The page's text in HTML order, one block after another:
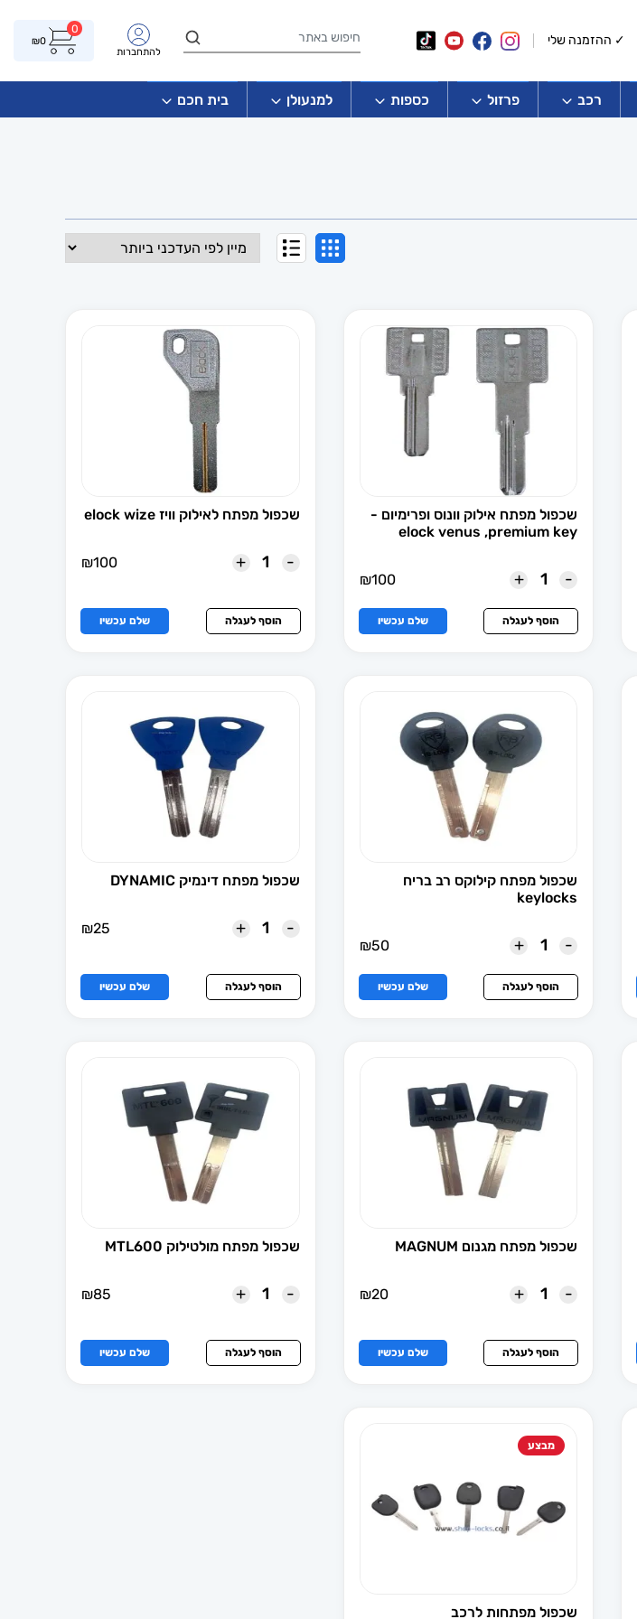
✓ ההזמנה שלי
להתחברות
0
₪0
רכב פרזול כספות למנעולן בית חכם
שכפול מפתח אילוק וונוס ופרימיום -
elock venus ,premium key
-
+
₪100
הוסף לעגלה שלם עכשיו
שכפול מפתח לאילוק וויז elock wize
-
+
₪100
הוסף לעגלה שלם עכשיו
שכפול מפתח קילוקס רב בריח
keylocks
-
+
₪50
הוסף לעגלה שלם עכשיו
שכפול מפתח דינמיק DYNAMIC
-
+
₪25
הוסף לעגלה שלם עכשיו
שכפול מפתח מגנום MAGNUM
-
+
₪20
הוסף לעגלה שלם עכשיו
שכפול מפתח מולטילוק MTL600
-
+
₪85
הוסף לעגלה שלם עכשיו
מבצע
שכפול מפתחות לרכב